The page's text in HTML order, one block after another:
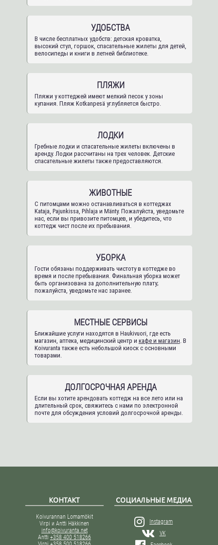
УДОБСТВА
В числе бесплатных удобств: детская кроватка,
высокий стул, горшок, спасательные жилеты для детей,
велосипеды и книги в летней библиотеке.
ПЛЯЖИ
Пляжи у коттеджей имеют мелкий песок у зоны
купания. Пляж Kotkanpesä углубляется быстро.
ЛОДКИ
Гребные лодки и спасательные жилеты включены в
аренду. Лодки рассчитаны на трех человек. Детские
спасательные жилеты также предоставляются.
ЖИВОТНЫЕ
С питомцами можно останавливаться в коттеджах
Kataja, Pajunkissa, Pihlaja и Mänty. Пожалуйста, уведомьте
нас, если вы привозите питомцев, и убедитесь, что
коттедж чист после их пребывания.
УБОРКА
Гости обязаны поддерживать чистоту в коттедже во
время и после пребывания. Финальная уборка может
быть организована за дополнительную плату;
пожалуйста, уведомьте нас заранее.
МЕСТНЫЕ СЕРВИСЫ
Ближайшие услуги находятся в Haukivuori, где есть
магазин, аптека, медицинский центр и кафе и магазин . В
Koivuranta также есть небольшой киоск с основными
товарами.
ДОЛГОСРОЧНАЯ АРЕНДА
Если вы хотите арендовать коттедж на все лето или на
длительный срок, свяжитесь с нами по электронной
почте для обсуждения условий долгосрочной аренды.
КОНТАКТ
Koivurannan Lomamökit
Virpi и Antti Häkkinen
info@koivuranta.net
Antti +358 400 518266
СОЦИАЛЬНЫЕ МЕДИА
Instagram
VK